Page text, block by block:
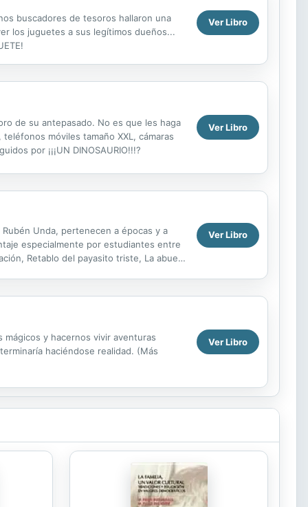
buscadores de tesoros hallaron una
los juguetes a sus legítimos dueños...
Ver Libro
de su antepasado. No es que les haga
móviles tamaño XXL, cámaras
por ¡¡¡UN DINOSAURIO!!!?
Ver Libro
Unda, pertenecen a épocas y a
especialmente por estudiantes entre
Retablo del payasito triste, La abuela
Ver Libro
y hacernos vivir aventuras
haciéndose realidad. (Más
Ver Libro